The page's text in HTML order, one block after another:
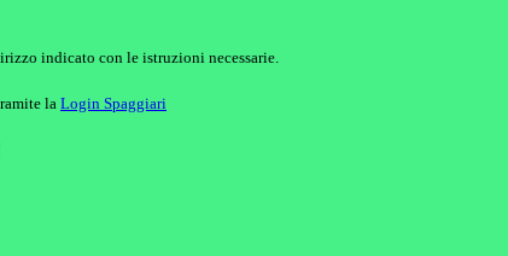
indicato con le istruzioni necessarie.
la Login Spaggiari